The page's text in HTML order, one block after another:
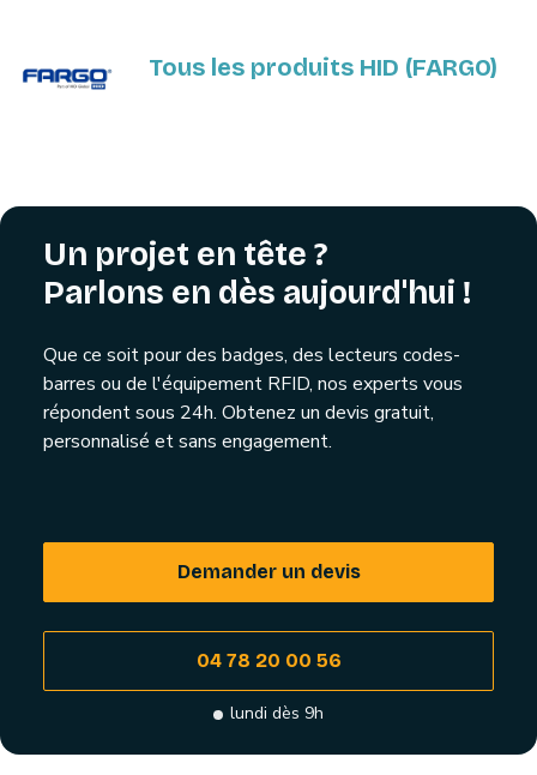
Tous les produits HID (FARGO)
Un projet en tête ?
Parlons en dès aujourd'hui !
Que ce soit pour des badges, des lecteurs codes-
barres ou de l'équipement RFID, nos experts vous
répondent sous 24h. Obtenez un devis gratuit,
personnalisé et sans engagement.
Demander un devis
04 78 20 00 56
lundi dès 9h